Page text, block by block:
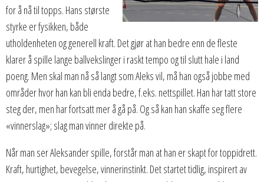
for å nå til topps. Hans største
styrke er fysikken, både
utholdenheten og generell kraft. Det gjør at han bedre enn de fleste
klarer å spille lange ballvekslinger i raskt tempo og til slutt hale i land
poeng. Men skal man nå så langt som Aleks vil, må han også jobbe med
områder hvor han kan bli enda bedre, f.eks. nettspillet. Han har tatt store
steg der, men har fortsatt mer å gå på. Og så kan han skaffe seg flere
«vinnerslag»; slag man vinner direkte på.
Når man ser Aleksander spille, forstår man at han er skapt for toppidrett.
Kraft, hurtighet, bevegelse, vinnerinstinkt. Det startet tidlig, inspirert av